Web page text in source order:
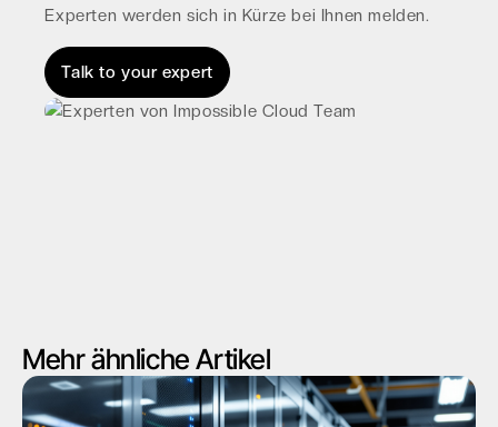
Experten werden sich in Kürze bei Ihnen melden.
Talk to your expert
Mehr ähnliche Artikel